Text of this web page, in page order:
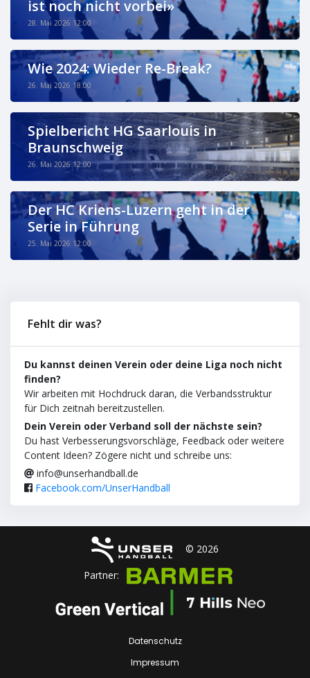
ist noch nicht vorbei»
28. Mai 2026 12:00
Wie 2024: Wieder Re-Break?
26. Mai 2026 18:00
Spielbericht HG Saarlouis in
Braunschweig
26. Mai 2026 12:00
Der HC Kriens-Luzern geht in der
Serie in Führung
25. Mai 2026 12:00
Fehlt dir was?
Du kannst deinen Verein oder deine Liga noch nicht
finden?
Wir arbeiten mit Hochdruck daran, die Verbandsstruktur
für Dich zeitnah bereitzustellen.
Dein Verein oder Verband soll der nächste sein?
Du hast Verbesserungsvorschläge, Feedback oder weitere
Content Ideen? Zögere nicht und schreibe uns:
info@unserhandball.de
Facebook.com/UnserHandball
© 2026
Partner:
Datenschutz
Impressum